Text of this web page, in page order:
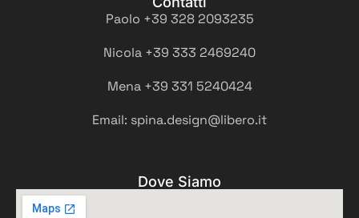
Dove Siamo
Paolo +39 328 2093235
Nicola +39 333 2469240
Mena +39 331 5240424
Email: spina.design@libero.it